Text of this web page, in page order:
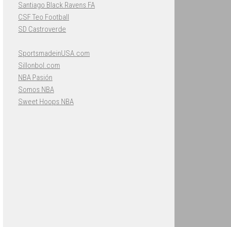
Santiago Black Ravens FA
CSF Teo Football
SD Castroverde
SportsmadeinUSA.com
Sillonbol.com
NBA Pasión
Somos NBA
Sweet Hoops NBA